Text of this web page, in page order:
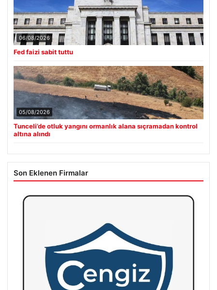
06/08/2026
Fed faizi sabit tuttu
05/08/2026
Tunceli’de otluk yangını ormanlık alana sıçramadan kontrol
altına alındı
Son Eklenen Firmalar